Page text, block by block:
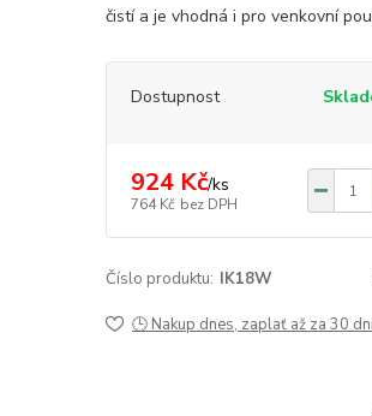
čistí a je vhodná i pro venkovní
Dostupnost
924 Kč/ks
764 Kč bez DPH
Číslo produktu: IK18W
🕒 Nakup dnes, zaplať až za 30